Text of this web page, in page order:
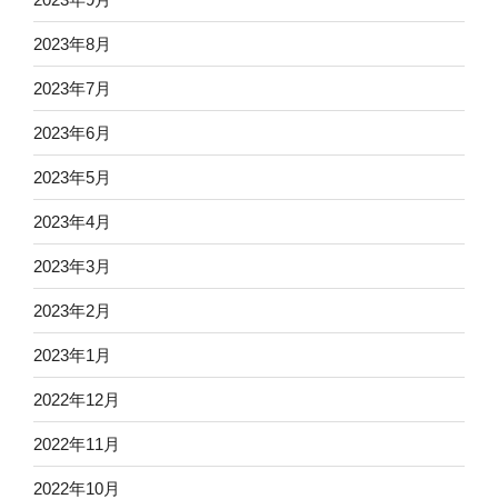
2023年8月
2023年7月
2023年6月
2023年5月
2023年4月
2023年3月
2023年2月
2023年1月
2022年12月
2022年11月
2022年10月